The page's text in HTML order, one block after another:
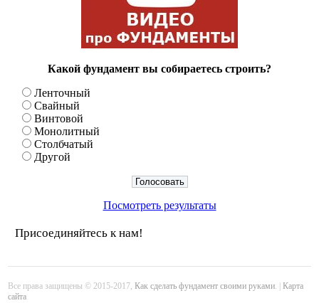
Какой фундамент вы собираетесь строить?
Ленточный
Свайный
Винтовой
Монолитный
Столбчатый
Другой
Посмотреть результаты
Присоединяйтесь к нам!
Все права защищены © 2015-2017,Как сделать фундамент своими руками . |Карта
сайта